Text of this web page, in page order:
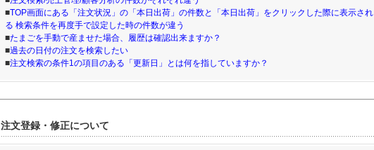
■TOP画面にある「注文状況」の「本日出荷」の件数と「本日出荷」をクリックした際に表示され
る 検索条件を再度手で設定した時の件数が違う
■たまごを手動で産ませた場合、履歴は確認出来ますか？
■過去の日付の注文を検索したい
■注文検索の条件1の項目のある「更新日」とは何を指していますか？
注文登録・修正について